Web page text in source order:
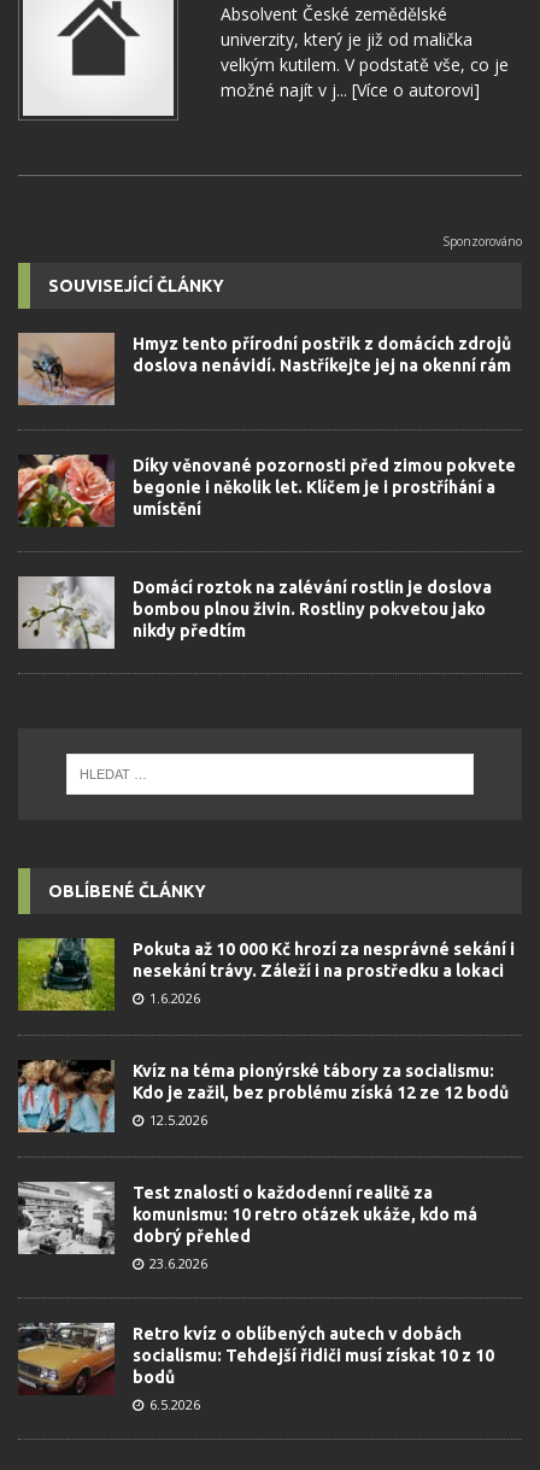
Absolvent České zemědělské
univerzity, který je již od malička
velkým kutilem. V podstatě vše, co je
možné najít v j... [Více o autorovi]
SOUVISEJÍCÍ ČLÁNKY
Hmyz tento přírodní postřik z domácích zdrojů
doslova nenávidí. Nastříkejte jej na okenní rám
Díky věnované pozornosti před zimou pokvete
begonie i několik let. Klíčem je i prostříhání a
umístění
Domácí roztok na zalévání rostlin je doslova
bombou plnou živin. Rostliny pokvetou jako
nikdy předtím
OBLÍBENÉ ČLÁNKY
Pokuta až 10 000 Kč hrozí za nesprávné sekání i
nesekání trávy. Záleží i na prostředku a lokaci
1.6.2026
Kvíz na téma pionýrské tábory za socialismu:
Kdo je zažil, bez problému získá 12 ze 12 bodů
12.5.2026
Test znalostí o každodenní realitě za
komunismu: 10 retro otázek ukáže, kdo má
dobrý přehled
23.6.2026
Retro kvíz o oblíbených autech v dobách
socialismu: Tehdejší řidiči musí získat 10 z 10
bodů
6.5.2026